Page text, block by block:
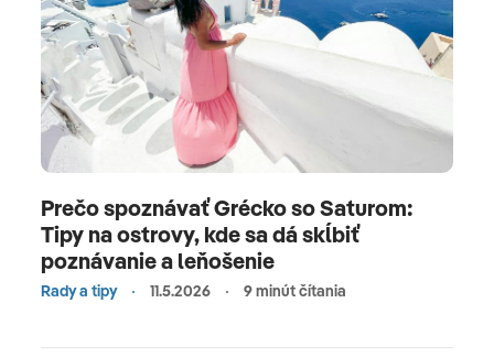
Prečo spoznávať Grécko so Saturom:
Tipy na ostrovy, kde sa dá skĺbiť
poznávanie a leňošenie
Rady a tipy 11.5.2026 9 minút čítania